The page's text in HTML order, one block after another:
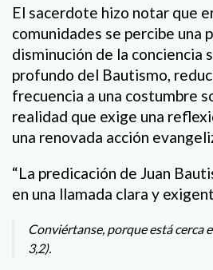
El sacerdote hizo notar que
comunidades se percibe una
disminución de la conciencia
profundo del Bautismo,
frecuencia a una costumbre
realidad que exige una
una renovada acción
“La predicación de Juan
en una llamada clara y
Conviértanse, porque está cerca
3,2).